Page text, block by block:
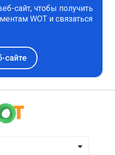
сайт, чтобы получить
WOT и связаться
сайте